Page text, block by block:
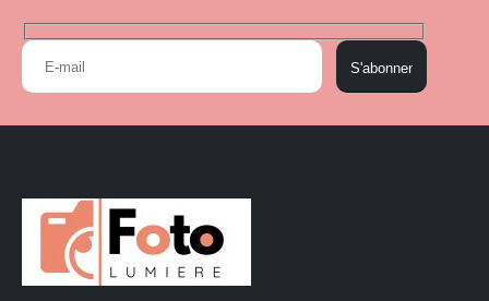
S'abonner